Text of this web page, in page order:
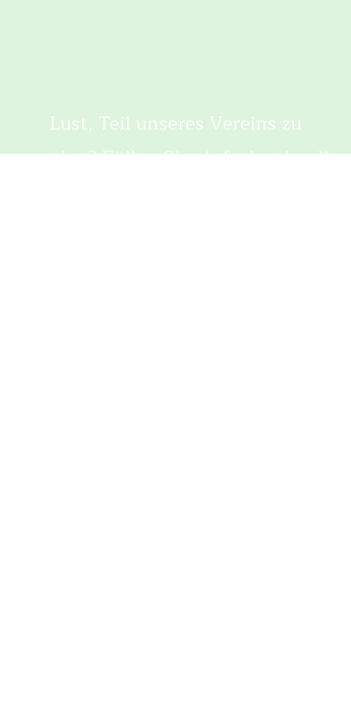
Lust, Teil unseres Vereins zu
werden? Füllen Sie einfach schnell